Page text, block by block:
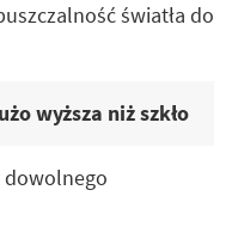
światła do
wyższa niż szkło